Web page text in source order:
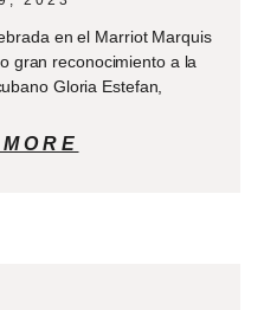
en el Marriot Marquis
gran reconocimiento a la
Gloria Estefan,